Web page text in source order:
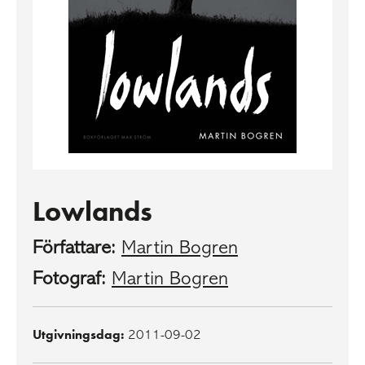
Lowlands
Författare: Martin Bogren
Fotograf: Martin Bogren
Utgivningsdag: 2011-09-02